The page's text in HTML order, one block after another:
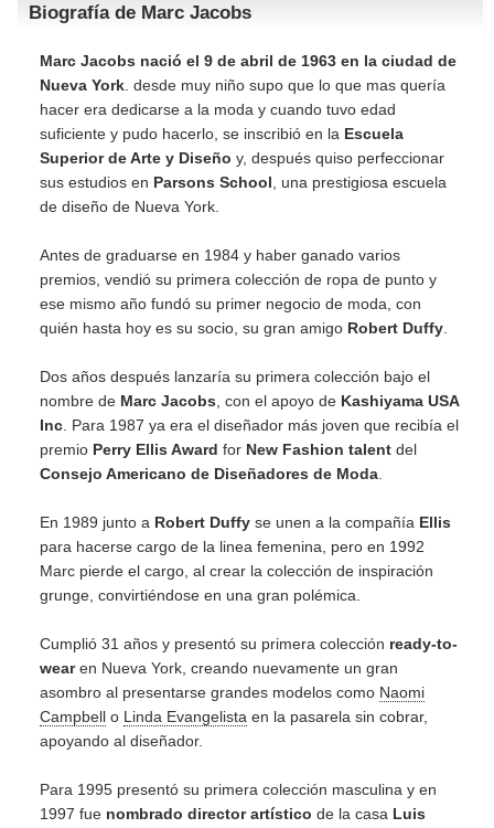
Biografía de Marc Jacobs
Marc Jacobs nació el 9 de abril de 1963 en la ciudad de
Nueva York . desde muy niño supo que lo que mas quería
hacer era dedicarse a la moda y cuando tuvo edad
suficiente y pudo hacerlo, se inscribió en la Escuela
Superior de Arte y Diseño y, después quiso perfeccionar
sus estudios en Parsons School , una prestigiosa escuela
de diseño de Nueva York.
Antes de graduarse en 1984 y haber ganado varios
premios, vendió su primera colección de ropa de punto y
ese mismo año fundó su primer negocio de moda, con
quién hasta hoy es su socio, su gran amigo Robert Duffy
Dos años después lanzaría su primera colección bajo el
nombre de Marc Jacobs , con el apoyo de Kashiyama USA
Inc . Para 1987 ya era el diseñador más joven que recibía el
premio Perry Ellis Award for New Fashion talent del
Consejo Americano de Diseñadores de Moda
En 1989 junto a Robert Duffy se unen a la compañía Ellis
para hacerse cargo de la linea femenina, pero en 1992
Marc pierde el cargo, al crear la colección de inspiración
grunge, convirtiéndose en una gran polémica.
Cumplió 31 años y presentó su primera colección ready-to-
wearen Nueva York, creando nuevamente un gran
asombro al presentarse grandes modelos como Naomi
Campbell o Linda Evangelista en la pasarela sin cobrar,
apoyando al diseñador.
Para 1995 presentó su primera colección masculina y en
1997 fue nombrado director artístico de la casa Luis